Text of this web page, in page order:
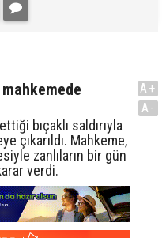
mahkemede
bıçaklı saldırıyla
çıkarıldı. Mahkeme,
zanlıların bir gün
verdi.
A+
A-